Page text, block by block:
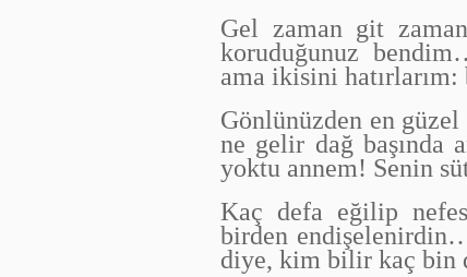
Gel zaman git
koruduğunuz
ama ikisini
Gönlünüzden en
ne gelir dağ başında
yoktu annem! Senin
Kaç defa eğilip
birden
diye, kim bilir kaç bin